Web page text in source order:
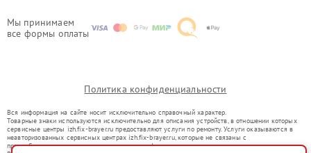
Мы принимаем
все формы оплаты
Политика конфиденциальности
Вся информация на сайте носит исключительно справочный характер.
Товарные знаки используются исключительно для описания устройств, в отношении которых
сервисные центры izh.fix-brayer.ru предоставляют услуги по ремонту. Услуги оказываются в
неавторизованных сервисных центрах izh.fix-brayer.ru, которые не связаны с
правообладателями товарных знаков или их официальными представителями.